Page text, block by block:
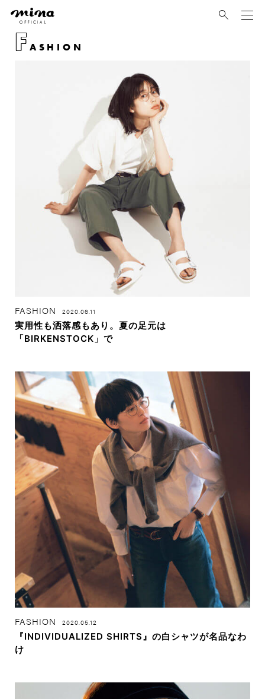
F ASHION
FASHION 2020.06.11
実用性も洒落感もあり。夏の足元は
「BIRKENSTOCK」で
FASHION 2020.05.12
『INDIVIDUALIZED SHIRTS』の白シャツが名品なわ
け